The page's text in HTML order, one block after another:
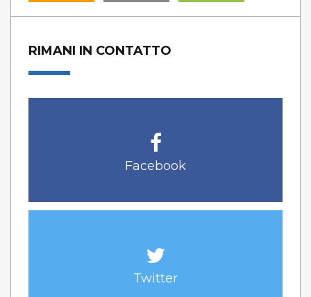
RIMANI IN CONTATTO
Facebook
Twitter